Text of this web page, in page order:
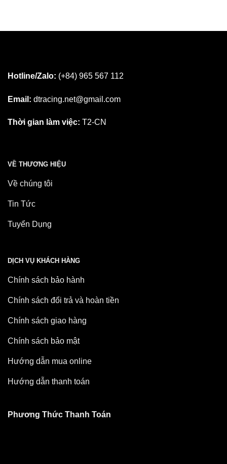
Hotline/Zalo: (+84) 965 567 112
Email: dtracing.net@gmail.com
Thời gian làm việc: T2-CN
VỀ THƯƠNG HIỆU
Về chúng tôi
Tin Tức
Tuyển Dụng
DỊCH VỤ KHÁCH HÀNG
Chính sách bảo hành
Chính sách đổi trả và hoàn tiền
Chính sách giao hàng
Chính sách bảo mật
Hướng dẫn mua online
Hướng dẫn thanh toán
Phương Thức Thanh Toán